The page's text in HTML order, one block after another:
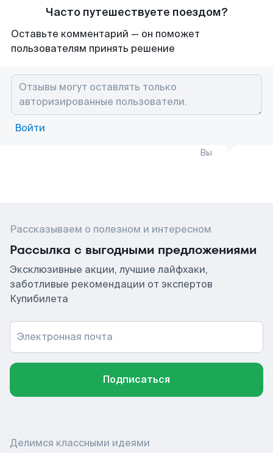
Часто путешествуете поездом?
Оставьте комментарий — он поможет
пользователям принять решение
Войти
Вы
Рассказываем о полезном и интересном
Рассылка с выгодными предложениями
Эксклюзивные акции, лучшие лайфхаки,
заботливые рекомендации от экспертов
Купибилета
Электронная почта
Подписаться
Делимся классными идеями